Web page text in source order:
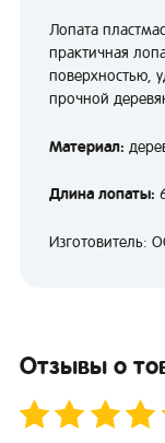
Лопата
практичная
поверхностью,
прочной
Материал:
Длина лопаты:
Изготовитель:
Отзывы о